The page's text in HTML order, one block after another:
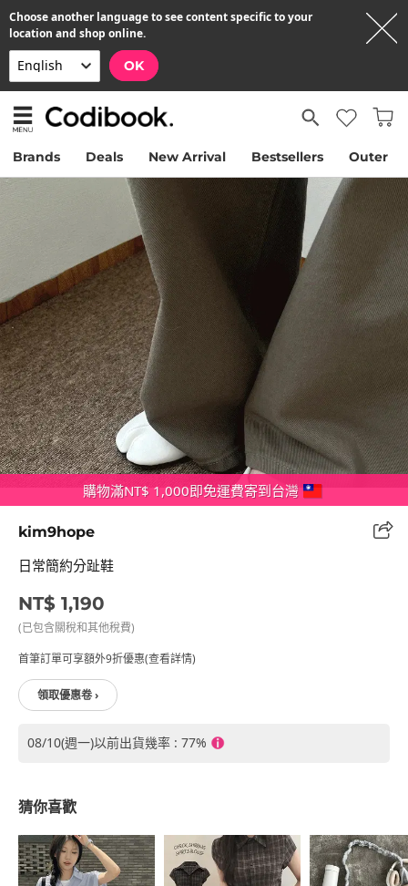
Choose another language to see content specific to your
location and shop online.
OK
Brands Deals New Arrival Bestsellers Outer
購物滿NT$ 1,000即免運費寄到台灣
kim9hope
日常簡約分趾鞋
NT$ 1,190
(已包含關稅和其他稅費)
首筆訂單可享額外9折優惠(查看詳情)
領取優惠卷 ›
08/10(週一)以前出貨幾率 : 77%
猜你喜歡